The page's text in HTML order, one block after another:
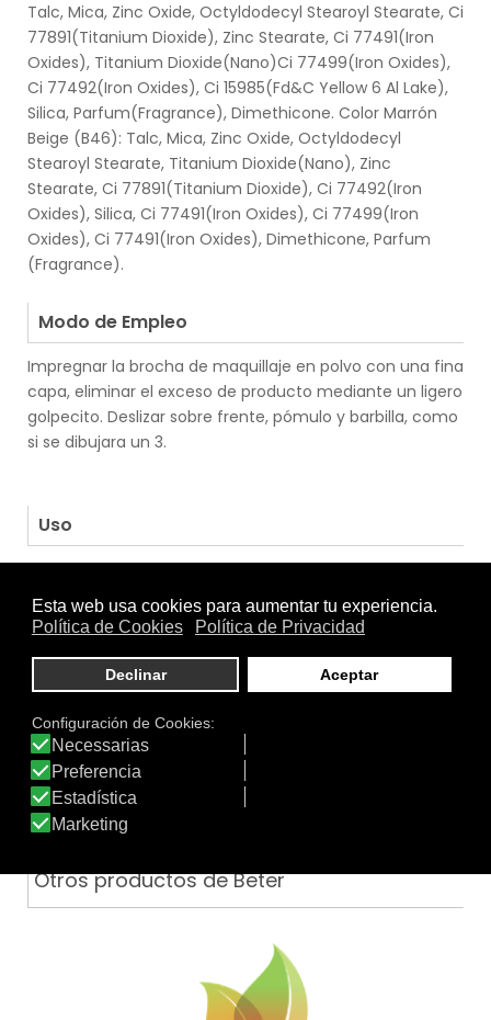
Talc, Mica, Zinc Oxide, Octyldodecyl Stearoyl Stearate, Ci
77891(Titanium Dioxide), Zinc Stearate, Ci 77491(Iron
Oxides), Titanium Dioxide(Nano)Ci 77499(Iron Oxides),
Ci 77492(Iron Oxides), Ci 15985(Fd&C Yellow 6 Al Lake),
Silica, Parfum(Fragrance), Dimethicone. Color Marrón
Beige (B46): Talc, Mica, Zinc Oxide, Octyldodecyl
Stearoyl Stearate, Titanium Dioxide(Nano), Zinc
Stearate, Ci 77891(Titanium Dioxide), Ci 77492(Iron
Oxides), Silica, Ci 77491(Iron Oxides), Ci 77499(Iron
Oxides), Ci 77491(Iron Oxides), Dimethicone, Parfum
(Fragrance).
Modo de Empleo
Impregnar la brocha de maquillaje en polvo con una fina
capa, eliminar el exceso de producto mediante un ligero
golpecito. Deslizar sobre frente, pómulo y barbilla, como
si se dibujara un 3.
Uso
Mujer|Piel Grasa|Piel Mixta|Piel Normal|Piel Seca|Rostro
Función
Maquillaje en polvo
Textura
Tratamiento
de:
Otros productos de Beter